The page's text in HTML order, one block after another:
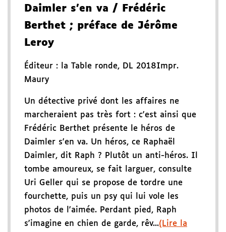
Daimler s'en va / Frédéric
Berthet ; préface de Jérôme
Leroy
Éditeur : la Table ronde, DL 2018Impr.
Maury
Un détective privé dont les affaires ne
marcheraient pas très fort : c'est ainsi que
Frédéric Berthet présente le héros de
Daimler s'en va. Un héros, ce Raphaël
Daimler, dit Raph ? Plutôt un anti-héros. Il
tombe amoureux, se fait larguer, consulte
Uri Geller qui se propose de tordre une
fourchette, puis un psy qui lui vole les
photos de l'aimée. Perdant pied, Raph
s'imagine en chien de garde, rêv...(Lire la